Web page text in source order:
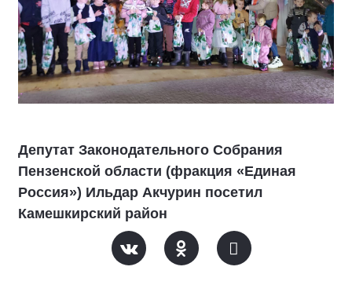
Депутат Законодательного Собрания
Пензенской области (фракция «Единая
Россия») Ильдар Акчурин посетил
Камешкирский район